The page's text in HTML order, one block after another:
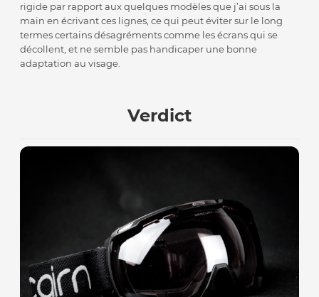
rigide par rapport aux quelques modèles que j’ai sous la
main en écrivant ces lignes, ce qui peut éviter sur le long
termes certains désagréments comme les écrans qui se
décollent, et ne semble pas handicaper une bonne
adaptation au visage.
Verdict